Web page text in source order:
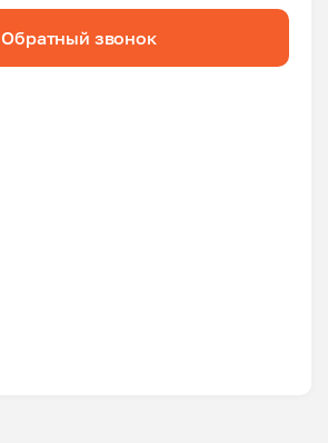
Обратный звонок